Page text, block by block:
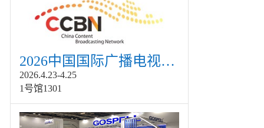
2026中国国际广播电视信息网络展览会展
2026.4.23-4.25
1号馆1301